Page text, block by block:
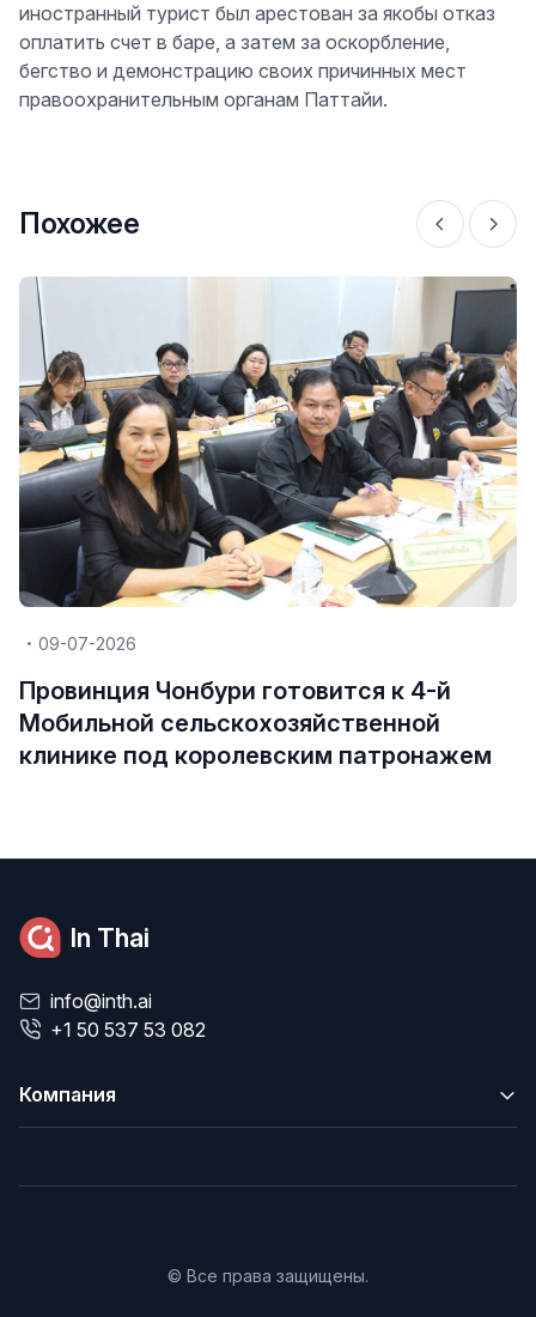
иностранный турист был арестован за якобы отказ
оплатить счет в баре, а затем за оскорбление,
бегство и демонстрацию своих причинных мест
правоохранительным органам Паттайи.
Похожее
09-07-2026
Провинция Чонбури готовится к 4-й
Мобильной сельскохозяйственной
клинике под королевским патронажем
In Thai
info@inth.ai
+1 50 537 53 082
Компания
© Все права защищены.